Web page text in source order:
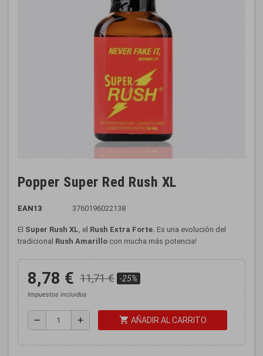
Popper Super Red Rush XL
EAN13 3760196022138
El Super Rush XL, el Rush Extra Forte. Es una evolución del
tradicional Rush Amarillo con mucha más potencia!
8,78 € 11,71 € -25%
Impuestos incluidos
remove add shopping_cart AÑADIR AL CARRITO